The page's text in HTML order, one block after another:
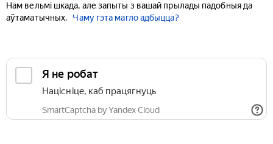
Нам вельмі шкада, але запыты з вашай прылады падобныя да
аўтаматычных.
Чаму гэта магло адбыцца?
Я не робат
Націсніце, каб працягнуць
SmartCaptcha by Yandex Cloud